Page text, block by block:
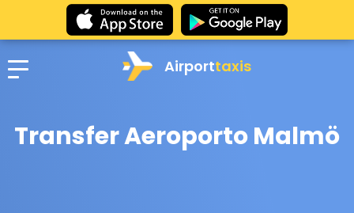
Airporttaxis
Transfer Aeroporto Malmö